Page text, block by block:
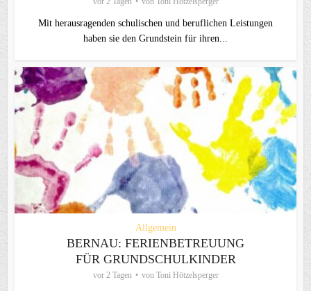
Mit herausragenden schulischen und beruflichen Leistungen
haben sie den Grundstein für ihren...
Allgemein
BERNAU: FERIENBETREUUNG
FÜR GRUNDSCHULKINDER
vor 2 Tagen von Toni Hötzelsperger